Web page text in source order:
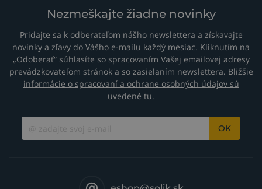
Nezmeškajte žiadne novinky
Pridajte sa k odberateľom nášho newslettera a získavajte
novinky a zľavy do Vášho e-mailu každý mesiac. Kliknutím na
„Odoberať“ súhlasíte so spracovaním Vašej emailovej adresy
prevádzkovateľom stránok a so zasielaním newslettera. Bližšie
informácie o spracovaní a ochrane osobných údajov sú
uvedené tu.
OK